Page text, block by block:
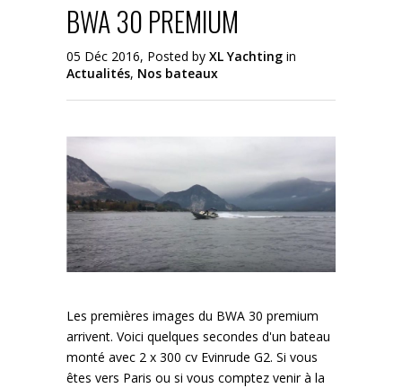
BWA 30 PREMIUM
05 Déc 2016, Posted by XL Yachting in
Actualités, Nos bateaux
Les premières images du BWA 30 premium
arrivent. Voici quelques secondes d'un bateau
monté avec 2 x 300 cv Evinrude G2. Si vous
êtes vers Paris ou si vous comptez venir à la